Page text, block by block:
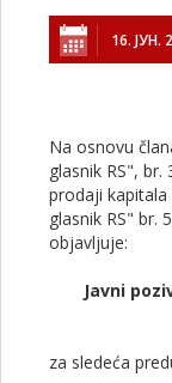
16. ЈУН.
Na osnovu
glasnik RS",
prodaji
glasnik RS" br.
objavljuje:
Javni
za sledeća